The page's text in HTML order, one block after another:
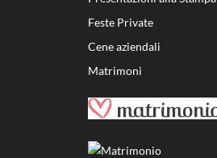
Feste Private
Cene aziendali
Matrimoni